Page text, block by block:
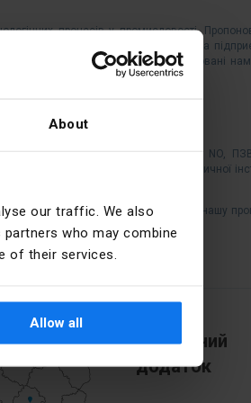
About
our traffic. We also
who may combine
of their services.
Allow all
процесів у промисловості.
а також полегшує роботу вдома чи на
власний розумний дім. Пропоновані
обмежувачі струму, АВЗД трифазні, NO,
елементом будь-якої електричної
та всі види приймачів. Перегляньте нашу
Мобільний
додаток